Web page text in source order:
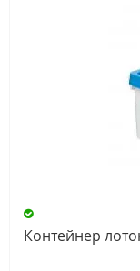
Контейнер